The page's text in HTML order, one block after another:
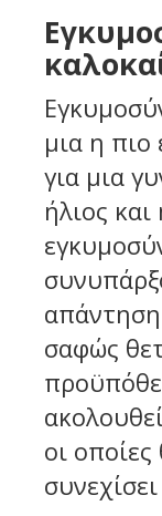
μια η πιο
για μια
ήλιος
σαφώς
οι